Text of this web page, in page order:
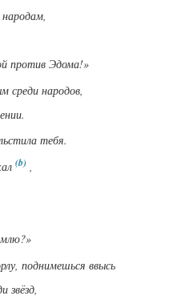
против Эдома!»
среди народов,
тебя.
,
поднимешься ввысь
звёзд,